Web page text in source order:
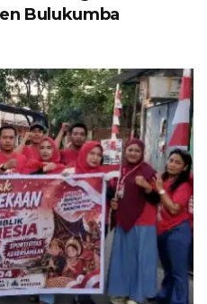
Bulukumba